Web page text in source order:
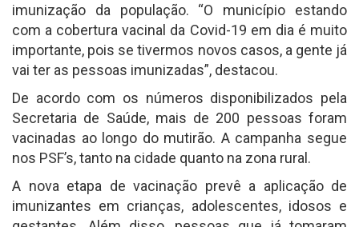
imunização da população. “O município estando
com a cobertura vacinal da Covid-19 em dia é muito
importante, pois se tivermos novos casos, a gente já
vai ter as pessoas imunizadas”, destacou.
De acordo com os números disponibilizados pela
Secretaria de Saúde, mais de 200 pessoas foram
vacinadas ao longo do mutirão. A campanha segue
nos PSF’s, tanto na cidade quanto na zona rural.
A nova etapa de vacinação prevê a aplicação de
imunizantes em crianças, adolescentes, idosos e